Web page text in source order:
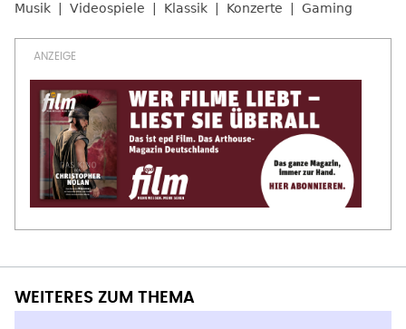
Musik Videospiele Klassik Konzerte Gaming
WEITERES ZUM THEMA